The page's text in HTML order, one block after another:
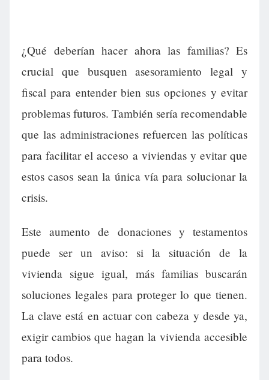
¿Qué deberían hacer ahora las familias? Es
crucial que busquen asesoramiento legal y
fiscal para entender bien sus opciones y evitar
problemas futuros. También sería recomendable
que las administraciones refuercen las políticas
para facilitar el acceso a viviendas y evitar que
estos casos sean la única vía para solucionar la
crisis.
Este aumento de donaciones y testamentos
puede ser un aviso: si la situación de la
vivienda sigue igual, más familias buscarán
soluciones legales para proteger lo que tienen.
La clave está en actuar con cabeza y desde ya,
exigir cambios que hagan la vivienda accesible
para todos.